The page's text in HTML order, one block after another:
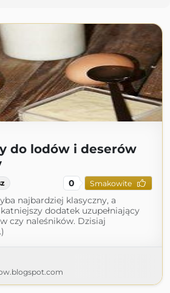
do lodów i deserów
0 Smakowite
najbardziej klasyczny, a
dodatek uzupełniający
czy naleśników. Dzisiaj